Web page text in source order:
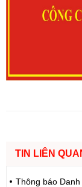
TIN LIÊN
Thông báo